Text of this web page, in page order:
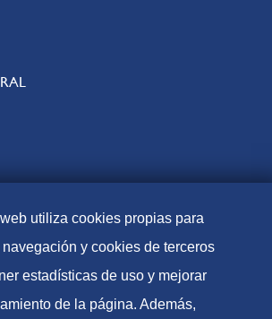
de Patents i Marques, 2021
utiliza cookies propias para
y cookies de terceros
estadísticas de uso y mejorar
de la página. Además,